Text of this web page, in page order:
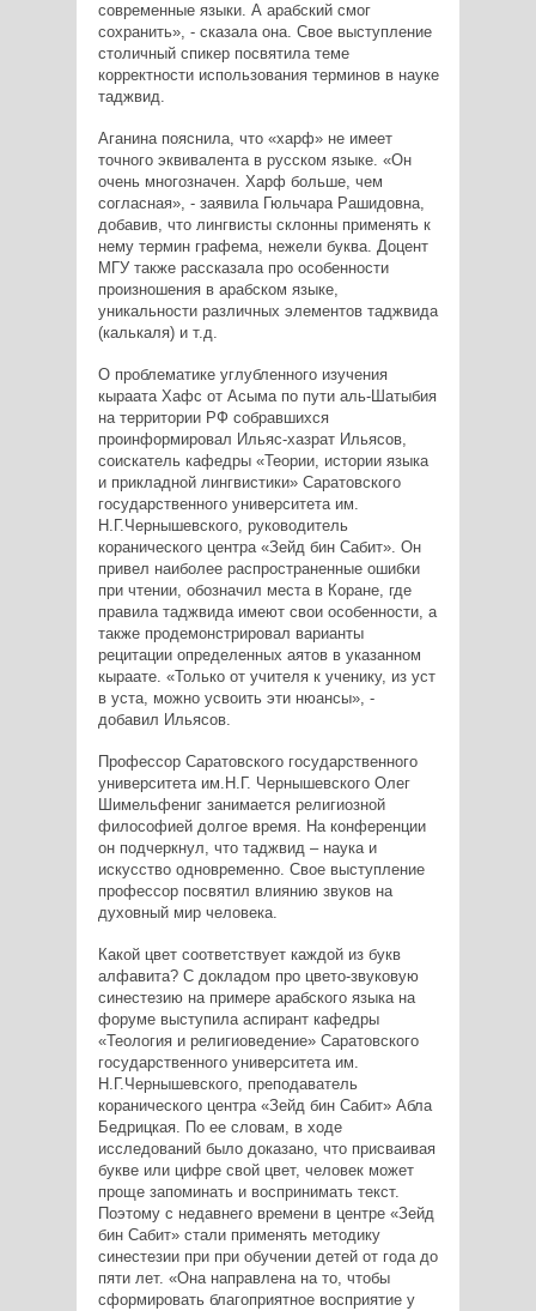
современные языки. А арабский смог
сохранить», - сказала она. Свое выступление
столичный спикер посвятила теме
корректности использования терминов в науке
таджвид.
Аганина пояснила, что «харф» не имеет
точного эквивалента в русском языке. «Он
очень многозначен. Харф больше, чем
согласная», - заявила Гюльчара Рашидовна,
добавив, что лингвисты склонны применять к
нему термин графема, нежели буква. Доцент
МГУ также рассказала про особенности
произношения в арабском языке,
уникальности различных элементов таджвида
(калькаля) и т.д.
О проблематике углубленного изучения
кыраата Хафс от Асыма по пути аль-Шатыбия
на территории РФ собравшихся
проинформировал Ильяс-хазрат Ильясов,
соискатель кафедры «Теории, истории языка
и прикладной лингвистики» Саратовского
государственного университета им.
Н.Г.Чернышевского, руководитель
коранического центра «Зейд бин Сабит». Он
привел наиболее распространенные ошибки
при чтении, обозначил места в Коране, где
правила таджвида имеют свои особенности, а
также продемонстрировал варианты
рецитации определенных аятов в указанном
кыраате. «Только от учителя к ученику, из уст
в уста, можно усвоить эти нюансы», -
добавил Ильясов.
Профессор Саратовского государственного
университета им.Н.Г. Чернышевского Олег
Шимельфениг занимается религиозной
философией долгое время. На конференции
он подчеркнул, что таджвид – наука и
искусство одновременно. Свое выступление
профессор посвятил влиянию звуков на
духовный мир человека.
Какой цвет соответствует каждой из букв
алфавита? С докладом про цвето-звуковую
синестезию на примере арабского языка на
форуме выступила аспирант кафедры
«Теология и религиоведение» Саратовского
государственного университета им.
Н.Г.Чернышевского, преподаватель
коранического центра «Зейд бин Сабит» Абла
Бедрицкая. По ее словам, в ходе
исследований было доказано, что присваивая
букве или цифре свой цвет, человек может
проще запоминать и воспринимать текст.
Поэтому с недавнего времени в центре «Зейд
бин Сабит» стали применять методику
синестезии при при обучении детей от года до
пяти лет. «Она направлена на то, чтобы
сформировать благоприятное восприятие у